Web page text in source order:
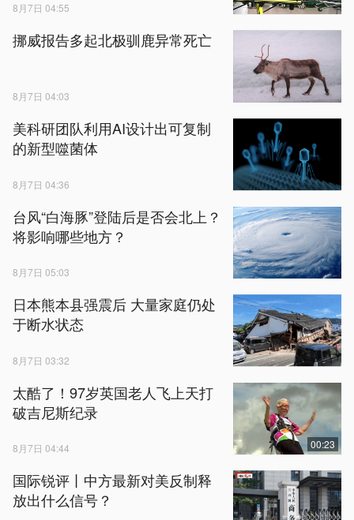
8月7日 04:55
挪威报告多起北极驯鹿异常死亡
8月7日 04:03
美科研团队利用AI设计出可复制
的新型噬菌体
8月7日 04:36
台风“白海豚”登陆后是否会北上？
将影响哪些地方？
8月7日 05:03
日本熊本县强震后 大量家庭仍处
于断水状态
8月7日 03:32
太酷了！97岁英国老人飞上天打
破吉尼斯纪录
8月7日 04:44 00:23
国际锐评丨中方最新对美反制释
放出什么信号？